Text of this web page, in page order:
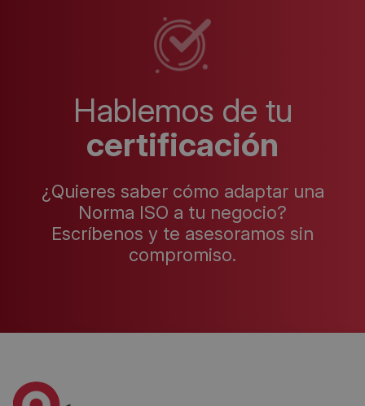
Hablemos de tu
certificación
¿Quieres saber cómo adaptar una
Norma ISO a tu negocio?
Escríbenos y te asesoramos sin
compromiso.